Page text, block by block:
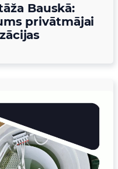
Bauskā:
privātmājai